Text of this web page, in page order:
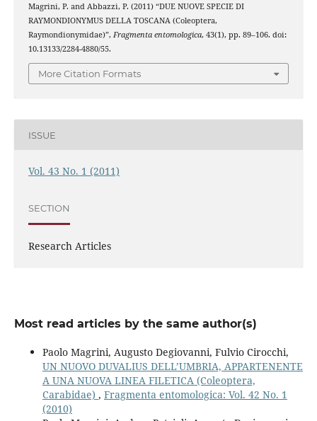
Magrini, P. and Abbazzi, P. (2011) “DUE NUOVE SPECIE DI
RAYMONDIONYMUS DELLA TOSCANA (Coleoptera,
Raymondionymidae)”, Fragmenta entomologica, 43(1), pp. 89–106. doi:
10.13133/2284-4880/55.
More Citation Formats
ISSUE
Vol. 43 No. 1 (2011)
SECTION
Research Articles
Most read articles by the same author(s)
Paolo Magrini, Augusto Degiovanni, Fulvio Cirocchi,
UN NUOVO DUVALIUS DELL’UMBRIA, APPARTENENTE
A UNA NUOVA LINEA FILETICA (Coleoptera,
Carabidae) , Fragmenta entomologica: Vol. 42 No. 1
(2010)